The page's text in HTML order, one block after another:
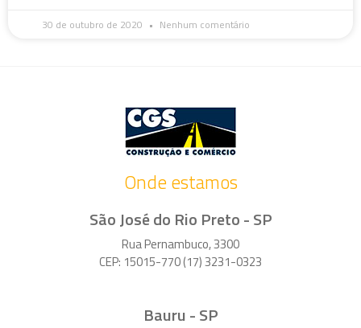
30 de outubro de 2020 Nenhum comentário
Onde estamos
São José do Rio Preto - SP
Rua Pernambuco, 3300
CEP: 15015-770 (17) 3231-0323
Bauru - SP